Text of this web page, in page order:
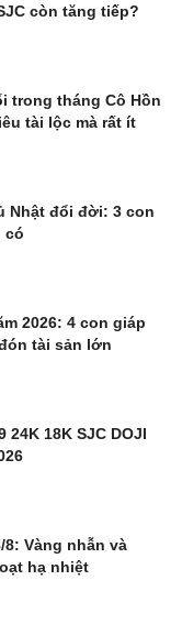
còn tăng tiếp?
trong tháng Cô Hồn
tài lộc mà rất ít
Nhật đổi đời: 3 con
có
2026: 4 con giáp
tài sản lớn
24K 18K SJC DOJI
Vàng nhẫn và
hạ nhiệt